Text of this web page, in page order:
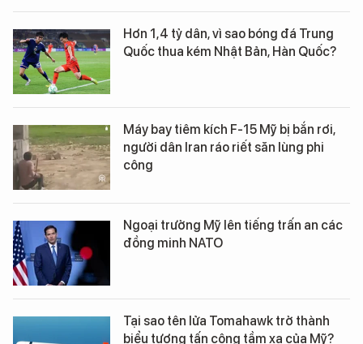
Hơn 1,4 tỷ dân, vì sao bóng đá Trung
Quốc thua kém Nhật Bản, Hàn Quốc?
Máy bay tiêm kích F-15 Mỹ bị bắn rơi,
người dân Iran ráo riết săn lùng phi
công
Ngoại trưởng Mỹ lên tiếng trấn an các
đồng minh NATO
Tại sao tên lửa Tomahawk trở thành
biểu tượng tấn công tầm xa của Mỹ?